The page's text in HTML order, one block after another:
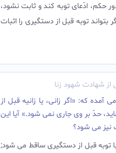
حکم، ادّعاى توبه کند و ثابت نشود،
توبه قبل از دستگیرى را اثبات
از شهادت شهود زنا
آمده که: «اگر زانى، یا زانیه قبل از
حدّ بر وى جارى نمى شود.» آیا این
نیز مى شود؟
توبه قبل از دستگیرى ساقط مى شود;